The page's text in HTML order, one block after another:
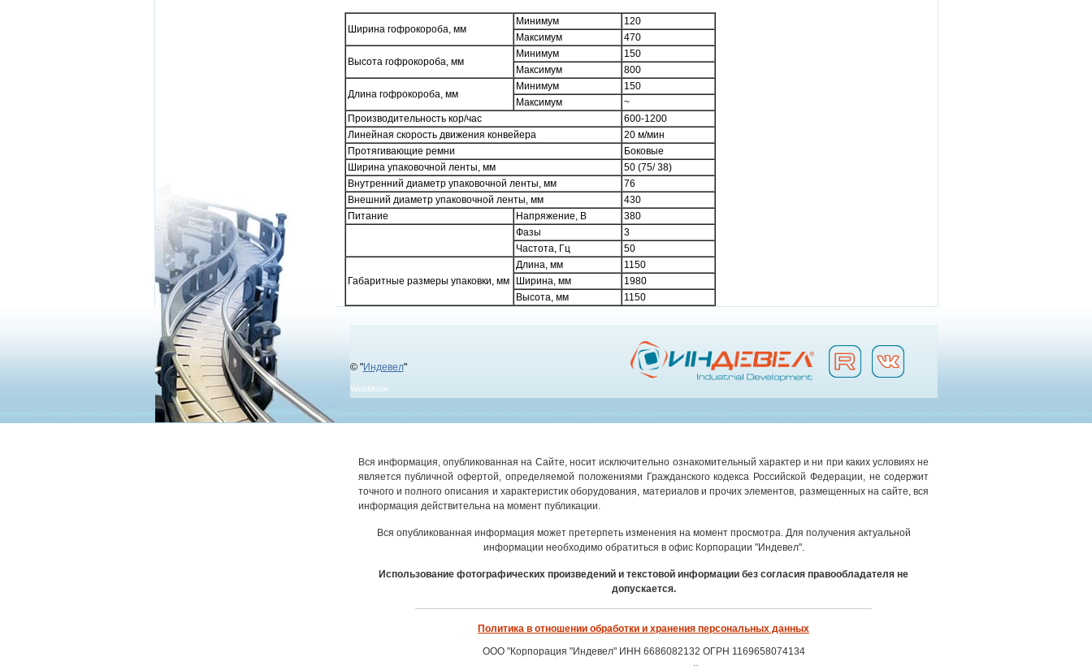
Ширина гофрокороба, мм
Минимум
120
Максимум
470
Высота гофрокороба, мм
Минимум
150
Максимум
800
Длина гофрокороба, мм
Минимум
150
Максимум
~
Производительность кор/час
600-1200
Линейная скорость движения конвейера
20 м/мин
Протягивающие ремни
Боковые
Ширина упаковочной ленты, мм
50 (75/ 38)
Внутренний диаметр упаковочной ленты, мм
76
Внешний диаметр упаковочной ленты, мм
430
Питание
Напряжение, В
380
Фазы
3
Частота, Гц
50
Габаритные размеры упаковки, мм
Длина, мм
1150
Ширина, мм
1980
Высота, мм
1150
© "Индевел"
WebMotor
Вся информация, опубликованная на Сайте, носит исключительно ознакомительный характер и ни при каких условиях не
является публичной офертой, определяемой положениями Гражданского кодекса Российской Федерации, не содержит
точного и полного описания и характеристик оборудования, материалов и прочих элементов, размещенных на сайте, вся
информация действительна на момент публикации.
Вся опубликованная информация может претерпеть изменения на момент просмотра. Для получения актуальной
информации необходимо обратиться в офис Корпорации "Индевел".
Использование фотографических произведений и текстовой информации без согласия правообладателя не
допускается.
Политика в отношении обработки и хранения персональных данных
ООО "Корпорация "Индевел" ИНН 6686082132 ОГРН 1169658074134